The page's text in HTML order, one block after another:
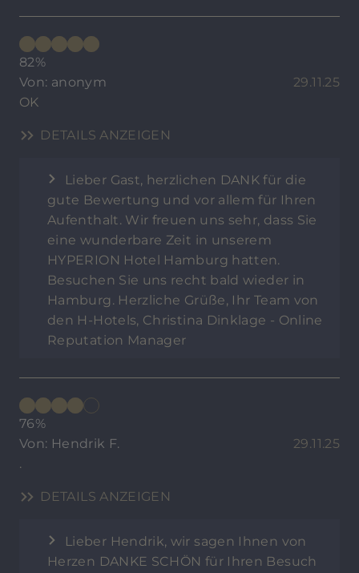
82%
Von: anonym
29.11.25
OK
DETAILS ANZEIGEN
Lieber Gast, herzlichen DANK für die
gute Bewertung und vor allem für Ihren
Aufenthalt. Wir freuen uns sehr, dass Sie
eine wunderbare Zeit in unserem
HYPERION Hotel Hamburg hatten.
Besuchen Sie uns recht bald wieder in
Hamburg. Herzliche Grüße, Ihr Team von
den H-Hotels, Christina Dinklage - Online
Reputation Manager
76%
Von: Hendrik F.
29.11.25
.
DETAILS ANZEIGEN
Lieber Hendrik, wir sagen Ihnen von
Herzen DANKE SCHÖN für Ihren Besuch